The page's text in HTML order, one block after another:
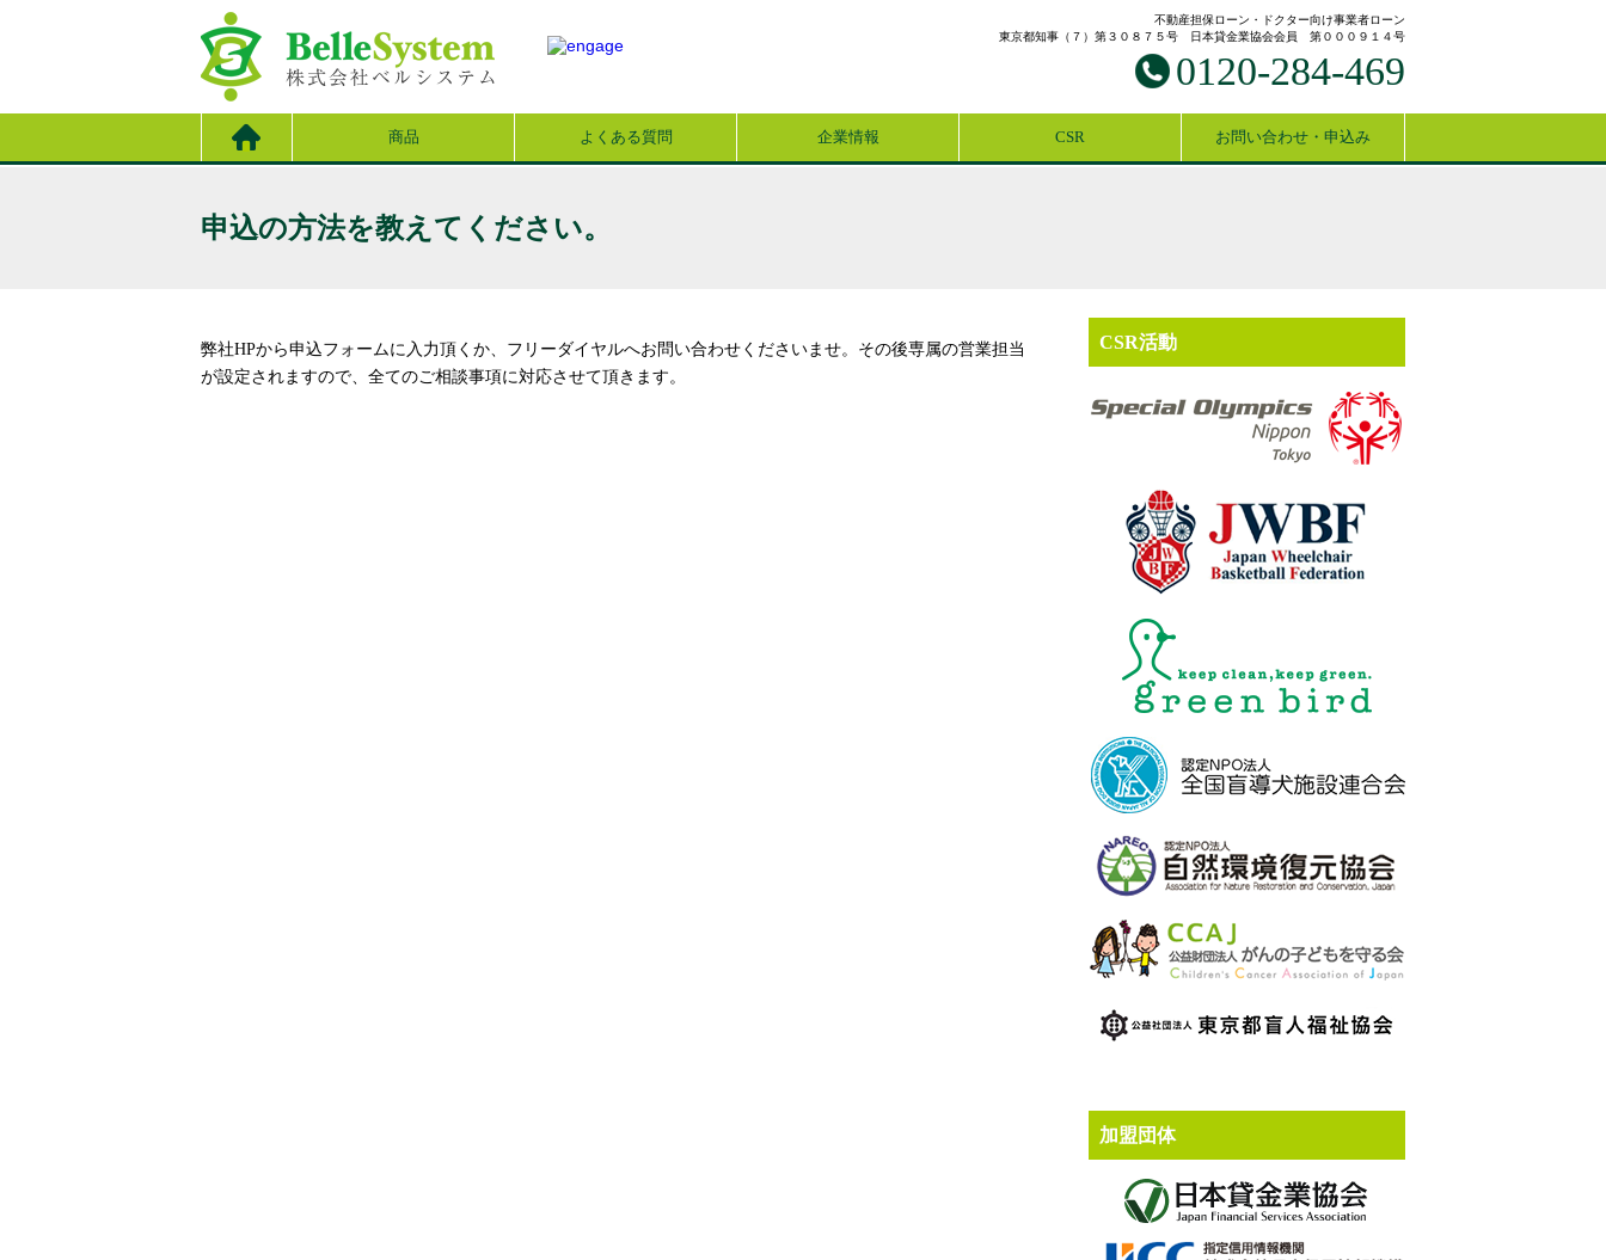
不動産担保ローン・ドクター向け事業者ローン
東京都知事（７）第３０８７５号 日本貸金業協会会員 第０００９１４号
0120-284-469
商品 よくある質問 企業情報 CSR お問い合わせ・申込み
申込の方法を教えてください。
弊社HPから申込フォームに入力頂くか、フリーダイヤルへお問い合わせくださいませ。その後専属の営業担当
が設定されますので、全てのご相談事項に対応させて頂きます。
CSR活動
加盟団体